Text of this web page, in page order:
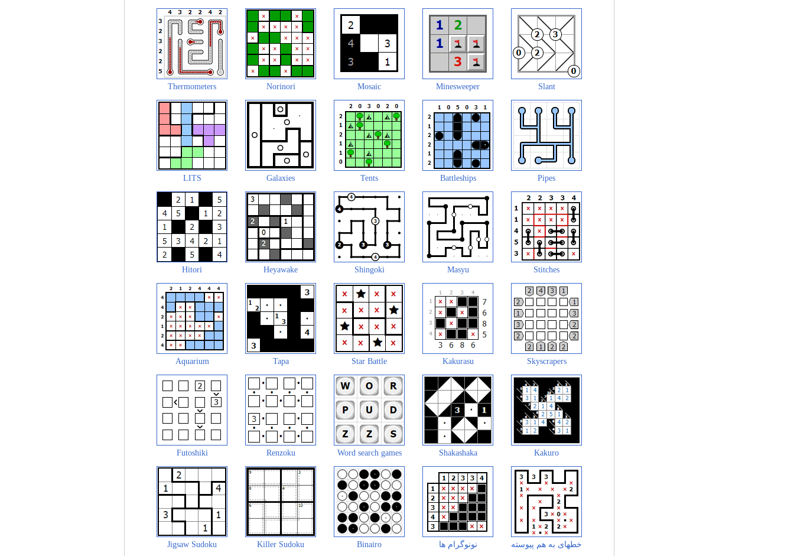
Thermometers Norinori Mosaic Minesweeper Slant
LITS Galaxies Tents Battleships Pipes
Hitori Heyawake Shingoki Masyu Stitches
Aquarium Tapa Star Battle Kakurasu Skyscrapers
Futoshiki Renzoku Word search games Shakashaka Kakuro
Jigsaw Sudoku Killer Sudoku Binairo نونوگرام ها خطهای به هم پیوسته